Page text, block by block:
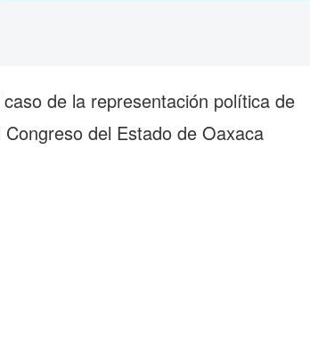
de la representación política de
del Estado de Oaxaca